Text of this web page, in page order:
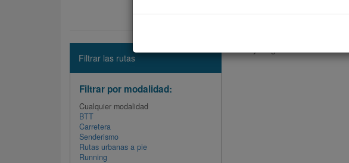
Filtrar las rutas
Filtrar por modalidad:
Cualquier modalidad
BTT
Carretera
Senderismo
Rutas urbanas a pie
Running